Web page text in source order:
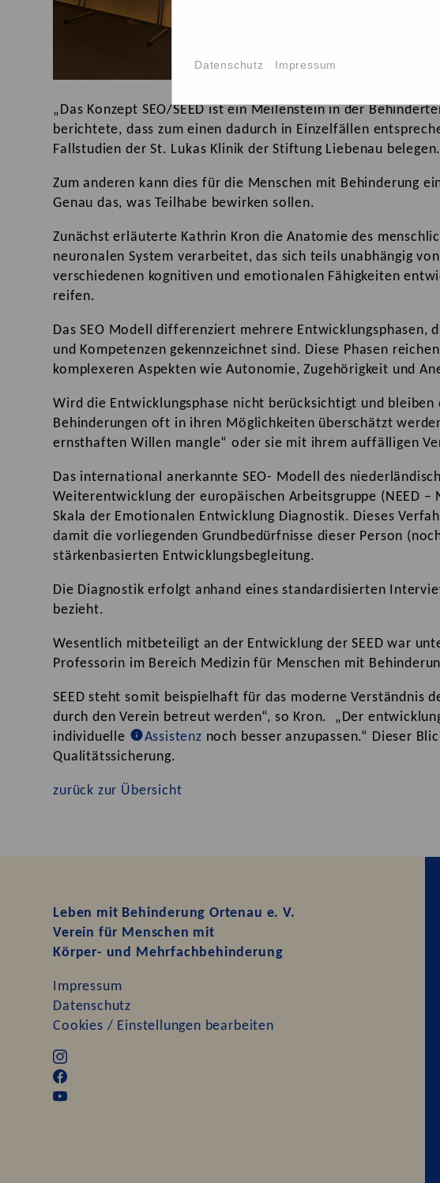
„Das Konzept SEO/SEED ist ein Meilenstein in der
berichtete, dass zum einen dadurch in Einzelfällen
Fallstudien der St. Lukas Klinik der Stiftung Liebenau belegen.
Zum anderen kann dies für die Menschen mit Behinderung
Genau das, was Teilhabe bewirken sollen.
Zunächst erläuterte Kathrin Kron die Anatomie des
neuronalen System verarbeitet, das sich teils unabhängig
verschiedenen kognitiven und emotionalen Fähigkeiten
reifen.
Das SEO Modell differenziert mehrere
und Kompetenzen gekennzeichnet sind. Diese Phasen
komplexeren Aspekten wie Autonomie, Zugehörigkeit und
Wird die Entwicklungsphase nicht berücksichtigt und
Behinderungen oft in ihren Möglichkeiten überschätzt
ernsthaften Willen mangle“ oder sie mit ihrem auffälligen
Das international anerkannte SEO- Modell des
Weiterentwicklung der europäischen Arbeitsgruppe (NEED
Skala der Emotionalen Entwicklung Diagnostik. Dieses
damit die vorliegenden Grundbedürfnisse dieser Person
stärkenbasierten Entwicklungsbegleitung.
Die Diagnostik erfolgt anhand eines standardisierten
bezieht.
Wesentlich mitbeteiligt an der Entwicklung der SEED war
Professorin im Bereich Medizin für Menschen mit
​SEED steht somit beispielhaft für das moderne Verständnis
durch den Verein betreut werden“, so Kron. „Der
individuelle
Assistenz noch besser anzupassen.“ Dieser
Qualitätssicherung.
zurück zur Übersicht
Leben mit Behinderung Ortenau e. V.
Verein für Menschen mit
Körper- und Mehrfachbehinderung
Impressum
Datenschutz
Cookies / Einstellungen bearbeiten
Datenschutz Impressum